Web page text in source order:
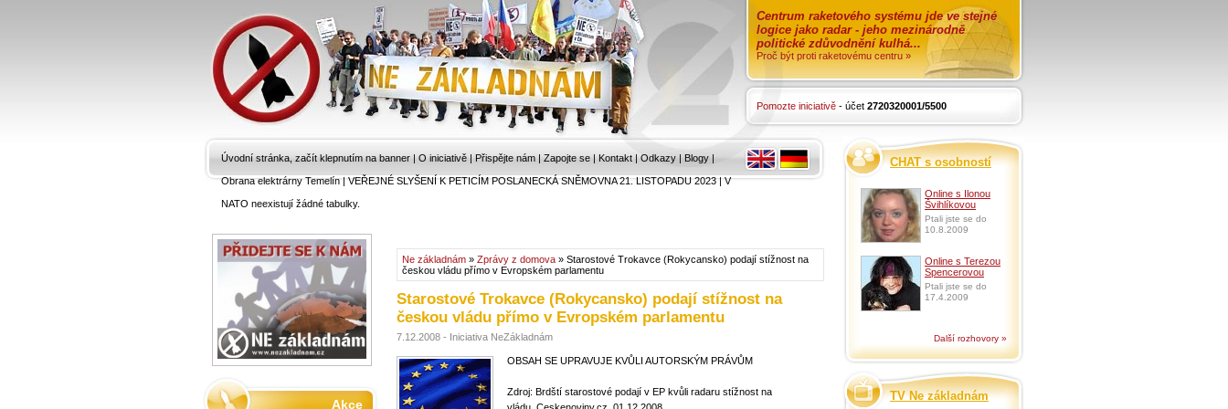
Centrum raketového systému jde ve stejné
logice jako radar - jeho mezinárodně
politické zdůvodnění kulhá...
Proč být proti raketovému centru »
Pomozte iniciativě - účet 2720320001/5500
Úvodní stránka, začít klepnutím na banner | O iniciativě | Přispějte nám | Zapojte se | Kontakt | Odkazy | Blogy |
Obrana elektrárny Temelín|VEŘEJNÉ SLYŠENÍ K PETICÍM POSLANECKÁ SNĚMOVNA 21. LISTOPADU 2023|V
NATO neexistují žádné tabulky.
Ne základnám » Zprávy z domova » Starostové Trokavce (Rokycansko) podají stížnost na
českou vládu přímo v Evropském parlamentu
Starostové Trokavce (Rokycansko) podají stížnost na
českou vládu přímo v Evropském parlamentu
7.12.2008 - Iniciativa NeZákladnám
OBSAH SE UPRAVUJE KVŮLI AUTORSKÝM PRÁVŮM
Zdroj: Brdští starostové podají v EP kvůli radaru stížnost na
Akce
CHAT s osobností
Online s Ilonou
Švihlíkovou
Ptali jste se do
10.8.2009
Online s Terezou
Spencerovou
Ptali jste se do
17.4.2009
Další rozhovory »
TV Ne základnám